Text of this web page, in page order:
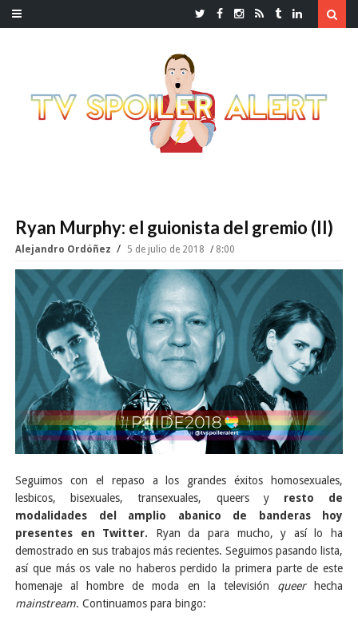
Ryan Murphy: el guionista del gremio (II)
Alejandro Ordóñez 5 de julio de 2018 8:00
Seguimos con el repaso a los grandes éxitos homosexuales,
lesbicos, bisexuales, transexuales, queers y resto de
modalidades del amplio abanico de banderas hoy
presentes en Twitter. Ryan da para mucho, y así lo ha
demostrado en sus trabajos más recientes. Seguimos pasando lista,
así que más os vale no haberos perdido la primera parte de este
homenaje al hombre de moda en la televisión queer
hecha
mainstream. Continuamos para bingo: